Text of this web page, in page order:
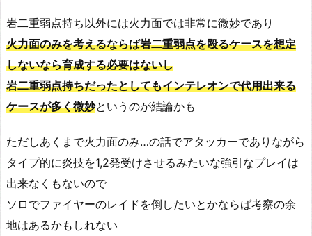
岩二重弱点持ち以外には火力面では非常に微妙であり
火力面のみを考えるならば岩二重弱点を殴るケースを想定
しないなら育成する必要はないし
岩二重弱点持ちだったとしてもインテレオンで代用出来る
ケースが多く微妙というのが結論かも
ただしあくまで火力面のみ…の話でアタッカーでありながら
タイプ的に炎技を1,2発受けさせるみたいな強引なプレイは
出来なくもないので
ソロでファイヤーのレイドを倒したいとかならば考察の余
地はあるかもしれない